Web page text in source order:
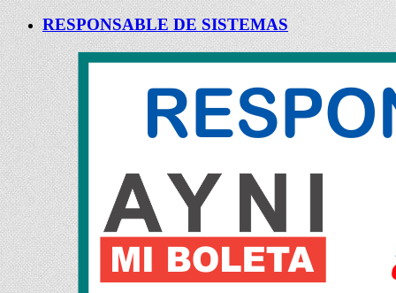
RESPONSABLE DE SISTEMAS